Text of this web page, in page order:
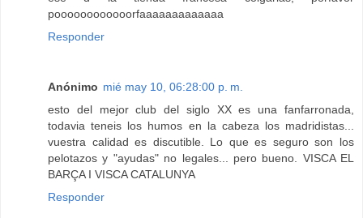
poooooooooooorfaaaaaaaaaaaaa
Responder
Anónimo mié may 10, 06:28:00 p. m.
esto del mejor club del siglo XX es una fanfarronada,
todavia teneis los humos en la cabeza los madridistas...
vuestra calidad es discutible. Lo que es seguro son los
pelotazos y "ayudas" no legales... pero bueno. VISCA EL
BARÇA I VISCA CATALUNYA
Responder